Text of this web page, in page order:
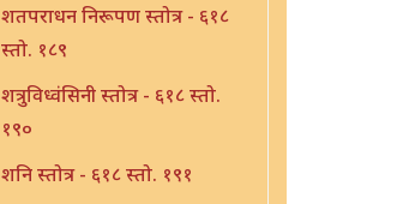
शतपराधन निरूपण स्तोत्र - ६१८
स्तो. १८९
शत्रुविध्वंसिनी स्तोत्र - ६१८ स्तो.
१९०
शनि स्तोत्र - ६१८ स्तो. १९१